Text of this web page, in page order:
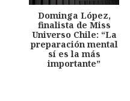
Dominga López,
finalista de Miss
Universo Chile: “La
preparación mental
sí es la más
importante”